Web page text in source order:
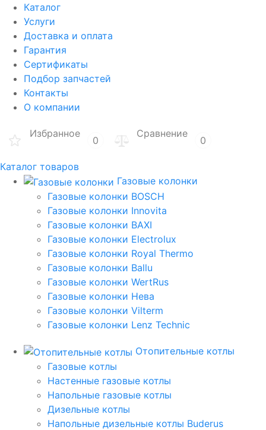
Каталог
Услуги
Доставка и оплата
Гарантия
Сертификаты
Подбор запчастей
Контакты
О компании
Избранное
0
Сравнение
0
Каталог товаров
Газовые колонки
Газовые колонки BOSCH
Газовые колонки Innovita
Газовые колонки BAXI
Газовые колонки Electrolux
Газовые колонки Royal Thermo
Газовые колонки Ballu
Газовые колонки WertRus
Газовые колонки Нева
Газовые колонки Vilterm
Газовые колонки Lenz Technic
Отопительные котлы
Газовые котлы
Настенные газовые котлы
Напольные газовые котлы
Дизельные котлы
Напольные дизельные котлы Buderus